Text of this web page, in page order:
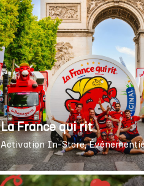
La France qui rit
Activation In-Store